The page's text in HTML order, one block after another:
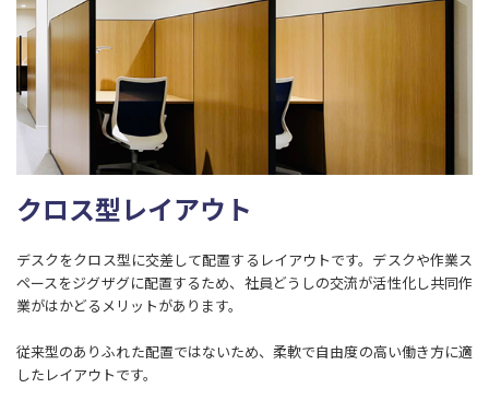
クロス型レイアウト
デスクをクロス型に交差して配置するレイアウトです。デスクや作業ス
ペースをジグザグに配置するため、社員どうしの交流が活性化し共同作
業がはかどるメリットがあります。
従来型のありふれた配置ではないため、柔軟で自由度の高い働き方に適
したレイアウトです。